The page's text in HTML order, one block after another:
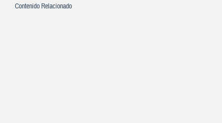
Contenido Relacionado